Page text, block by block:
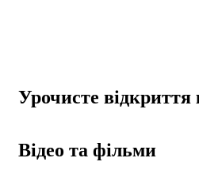
Урочисте
Відео та фільми